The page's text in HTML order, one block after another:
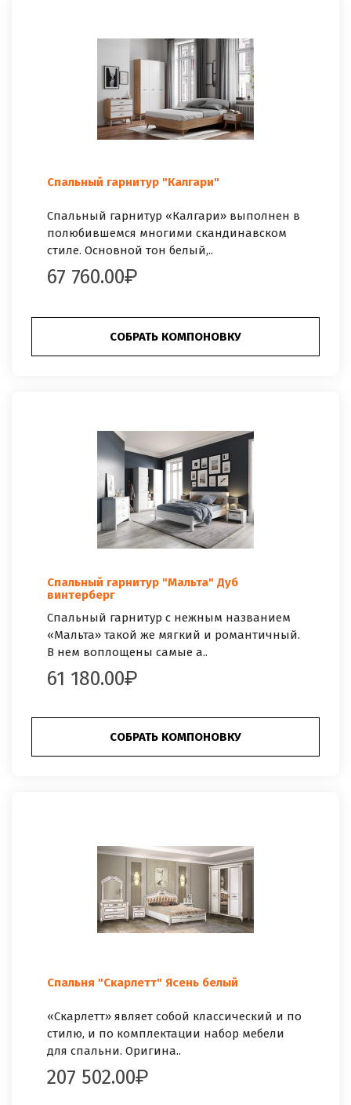
Спальный гарнитур "Калгари"
Спальный гарнитур «Калгари» выполнен в
полюбившемся многими скандинавском
стиле. Основной тон белый,..
67 760.00
СОБРАТЬ КОМПОНОВКУ
Спальный гарнитур "Мальта" Дуб
винтерберг
Спальный гарнитур с нежным названием
«Мальта» такой же мягкий и романтичный.
В нем воплощены самые а..
61 180.00
СОБРАТЬ КОМПОНОВКУ
Спальня "Скарлетт" Ясень белый
«Скарлетт» являет собой классический и по
стилю, и по комплектации набор мебели
для спальни. Оригина..
207 502.00